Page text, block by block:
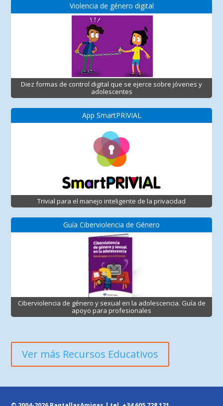
Violencia de género digital
Diez formas de control digital que se ejerce sobre jóvenes y
adolescentes
App SmartPRIVIAL
Trivial para el manejo inteligente de la privacidad
Guía Ciberviolencia de Género
Ciberviolencia de género y sexual en la adolescencia. Guía de
apoyo para profesionales
Ver más Recursos Educativos